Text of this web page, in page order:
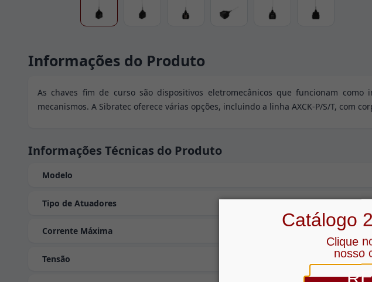
Catálogo
Clique
nosso
Informações do Produto
As chaves fim de curso são dispositivos eletromecânicos que funcionam
mecanismos. A Sibratec oferece várias opções, incluindo a linha AXCK-P/S/T, com
Informações Técnicas do Produto
Modelo
Tipo de Atuadores
Corrente Máxima
Tensão